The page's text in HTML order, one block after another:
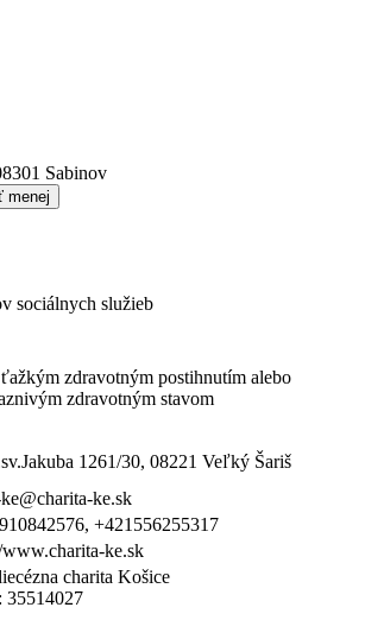
Sabinov
menej
sociálnych služieb
zdravotným postihnutím alebo
zdravotným stavom
1261/30, 08221 Veľký Šariš
ke.sk
+421556255317
ke.sk
charita Košice
35514027